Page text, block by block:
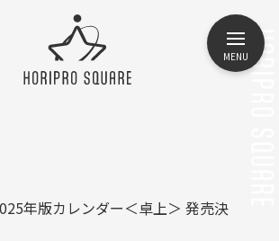
MENU
年版カレンダー＜卓上＞ 発売決